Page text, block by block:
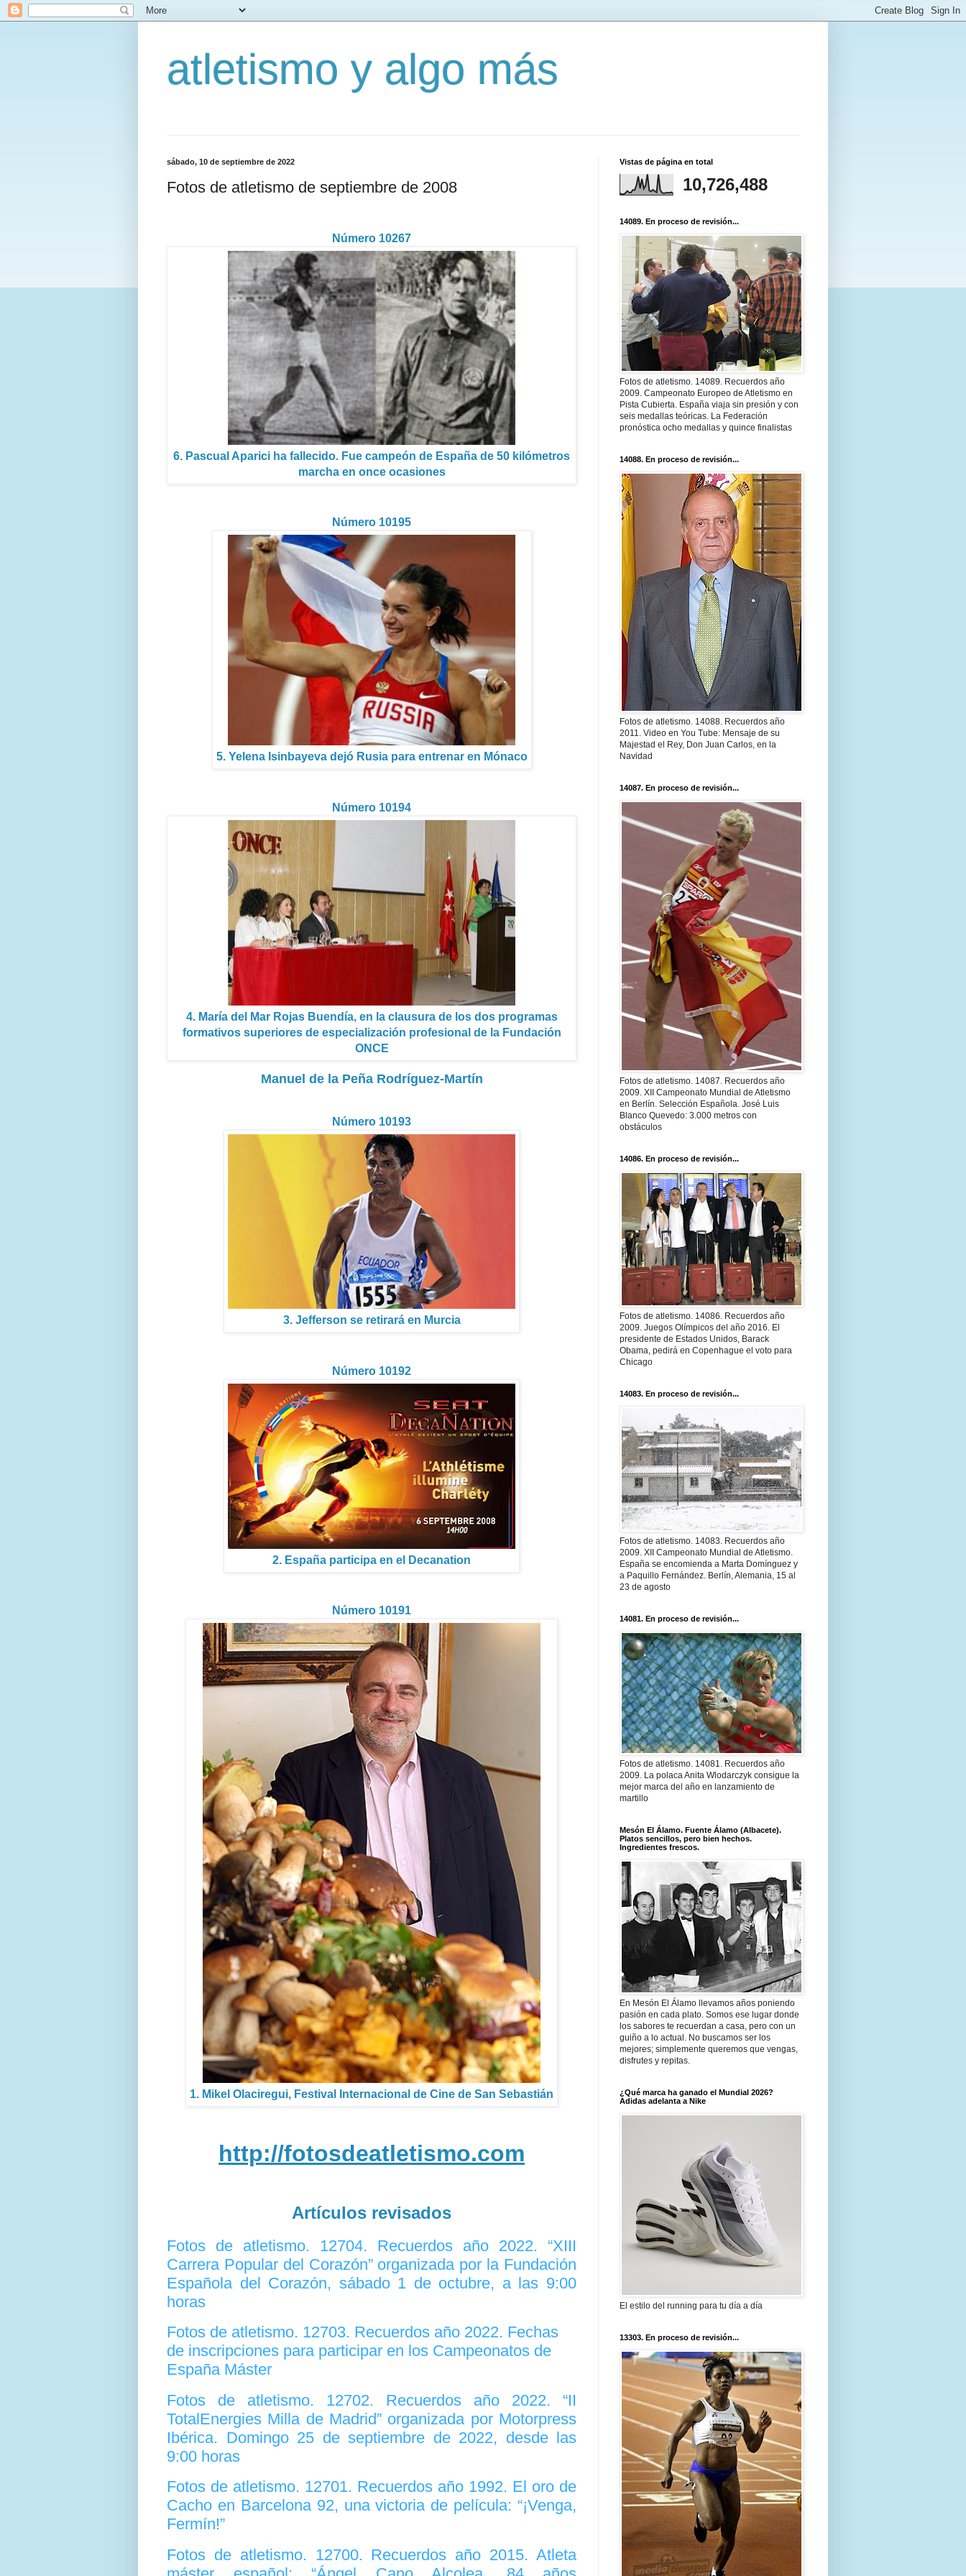
atletismo y algo más
sábado, 10 de septiembre de 2022
Fotos de atletismo de septiembre de 2008
Número 10267
6. Pascual Aparici ha fallecido. Fue campeón de España de 50 kilómetros
marcha en once ocasiones
Número 10195
5. Yelena Isinbayeva dejó Rusia para entrenar en Mónaco
Número 10194
4. María del Mar Rojas Buendía, en la clausura de los dos programas
formativos superiores de especialización profesional de la Fundación
ONCE
Manuel de la Peña Rodríguez-Martín
Número 10193
3. Jefferson se retirará en Murcia
Número 10192
2. España participa en el Decanation
Número 10191
1. Mikel Olaciregui, Festival Internacional de Cine de San Sebastián
http://fotosdeatletismo.com
Artículos revisados
Fotos de atletismo. 12704. Recuerdos año 2022. “XIII
Carrera Popular del Corazón” organizada por la Fundación
Española del Corazón, sábado 1 de octubre, a las 9:00
horas
Fotos de atletismo. 12703. Recuerdos año 2022. Fechas
de inscripciones para participar en los Campeonatos de
España Máster
Fotos de atletismo. 12702. Recuerdos año 2022. “II
TotalEnergies Milla de Madrid” organizada por Motorpress
Ibérica. Domingo 25 de septiembre de 2022, desde las
9:00 horas
Fotos de atletismo. 12701. Recuerdos año 1992. El oro de
Cacho en Barcelona 92, una victoria de película: “¡Venga,
Fermín!”
Fotos de atletismo. 12700. Recuerdos año 2015. Atleta
Vistas de página en total
10,726,488
14089. En proceso de revisión...
Fotos de atletismo. 14089. Recuerdos año
2009. Campeonato Europeo de Atletismo en
Pista Cubierta. España viaja sin presión y con
seis medallas teóricas. La Federación
pronóstica ocho medallas y quince finalistas
14088. En proceso de revisión...
Fotos de atletismo. 14088. Recuerdos año
2011. Video en You Tube: Mensaje de su
Majestad el Rey, Don Juan Carlos, en la
Navidad
14087. En proceso de revisión...
Fotos de atletismo. 14087. Recuerdos año
2009. XII Campeonato Mundial de Atletismo
en Berlín. Selección Española. José Luis
Blanco Quevedo: 3.000 metros con
obstáculos
14086. En proceso de revisión...
Fotos de atletismo. 14086. Recuerdos año
2009. Juegos Olímpicos del año 2016. El
presidente de Estados Unidos, Barack
Obama, pedirá en Copenhague el voto para
Chicago
14083. En proceso de revisión...
Fotos de atletismo. 14083. Recuerdos año
2009. XII Campeonato Mundial de Atletismo.
España se encomienda a Marta Domínguez y
a Paquillo Fernández. Berlín, Alemania, 15 al
23 de agosto
14081. En proceso de revisión...
Fotos de atletismo. 14081. Recuerdos año
2009. La polaca Anita Wlodarczyk consigue la
mejor marca del año en lanzamiento de
martillo
Mesón El Álamo. Fuente Álamo (Albacete).
Platos sencillos, pero bien hechos.
Ingredientes frescos.
En Mesón El Álamo llevamos años poniendo
pasión en cada plato. Somos ese lugar donde
los sabores te recuerdan a casa, pero con un
guiño a lo actual. No buscamos ser los
mejores; simplemente queremos que vengas,
disfrutes y repitas.
¿Qué marca ha ganado el Mundial 2026?
Adidas adelanta a Nike
El estilo del running para tu día a día
13303. En proceso de revisión...